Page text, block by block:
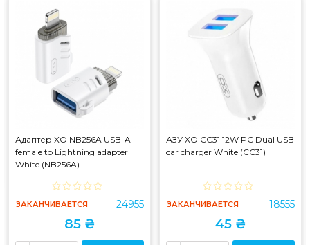
Адаптер XO NB256A USB-A
female to Lightning adapter
White (NB256A)
ЗАКАНЧИВАЕТСЯ 24955
85 ₴
АЗУ XO CC31 12W PC Dual USB
car charger White (CC31)
ЗАКАНЧИВАЕТСЯ 18555
45 ₴